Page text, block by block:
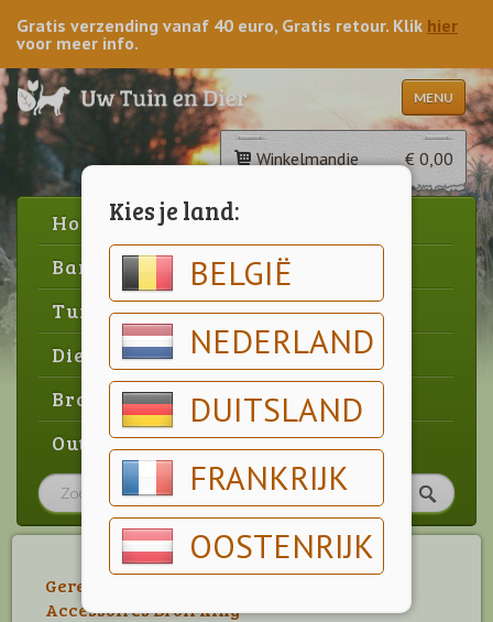
Kies je land:
BELGIË
NEDERLAND
DUITSLAND
FRANKRIJK
OOSTENRIJK
Gratis verzending vanaf 40 euro, Gratis retour. Klik hier
voor meer info.
MENU
Winkelmandje € 0,00
Home
Barbecue
Tuin
Dier
Brood & gebak
Outlet
Gereedschap
Accessoires Broil King